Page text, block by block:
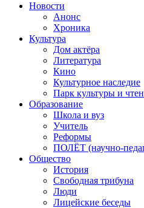
Новости
Анонс
Хроника
Культура
Дом актёра
Литература
Кино
Культурное наследие
Парк культуры и
Образование
Школа и вуз
Учитель
Реформы
ПОЛЁТ (научно-
Общество
История
Свободная трибуна
Люди
Лицейские беседы